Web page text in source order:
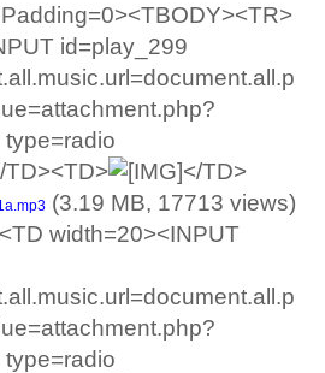
id=play_299
TD><TD>
</TD>
(3.19 MB, 17713 views)
width=20><INPUT